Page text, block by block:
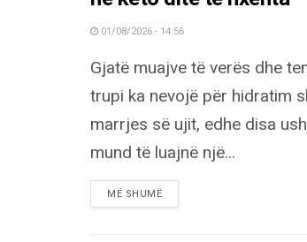
01/08/2026 - 14:56
Gjatë muajve të verës dhe
trupi ka nevojë për hidratim
marrjes së ujit, edhe disa
mund të luajnë një...
MË SHUMËDETAILS